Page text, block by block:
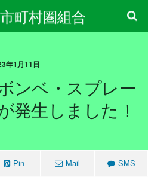
町村圏組合
年1月11日
ンベ・スプレー
発生しました！
Pin Mail SMS